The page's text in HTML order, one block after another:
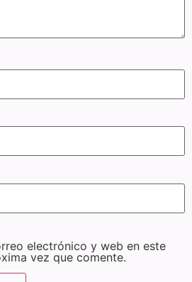
electrónico y web en este
vez que comente.